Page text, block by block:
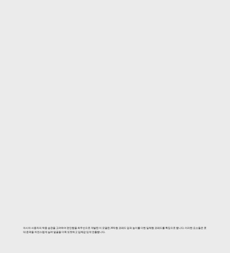
아시아 사용자의 착용 습관을 고려하여 편안함을 최우선으로 개발된 이 모델은, M자형 코패드 암과 높이를 더한 일체형 코패드를 특징으로 합니다. 이러한 요소들은 콧
대 윤곽을 자연스럽게 살려 얼굴을 더욱 또렷하고 입체감 있게 연출합니다.